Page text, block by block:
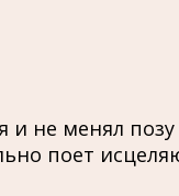
не менял
поет